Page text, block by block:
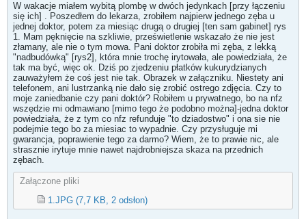
W wakacje miałem wybitą plombę w dwóch jedynkach [przy łączeniu
się ich] . Poszedłem do lekarza, zrobiłem najpierw jednego zęba u
jednej doktor, potem za miesiąc drugą o drugiej [ten sam gabinet] rys
1. Mam pęknięcie na szkliwie, prześwietlenie wskazało że nie jest
złamany, ale nie o tym mowa. Pani doktor zrobiła mi zęba, z lekką
"nadbudówką" [rys2], która mnie trochę irytowała, ale powiedziała, że
tak ma być, więc ok. Dziś po zjedzeniu płatków kukurydzianych
zauważyłem że coś jest nie tak. Obrazek w załączniku. Niestety ani
telefonem, ani lustrzanką nie dało się zrobić ostrego zdjęcia. Czy to
moje zaniedbanie czy pani doktór? Robiłem u prywatnego, bo na nfz
wszędzie mi odmawiano [mimo tego że podobno można]-jedna doktor
powiedziała, że z tym co nfz refunduje "to dziadostwo" i ona sie nie
podejmie tego bo za miesiac to wypadnie. Czy przysługuje mi
gwarancja, poprawienie tego za darmo? Wiem, że to prawie nic, ale
strasznie irytuje mnie nawet najdrobniejsza skaza na przednich
zębach.
Załączone pliki
1.JPG (7,7 KB, 2 odsłon)